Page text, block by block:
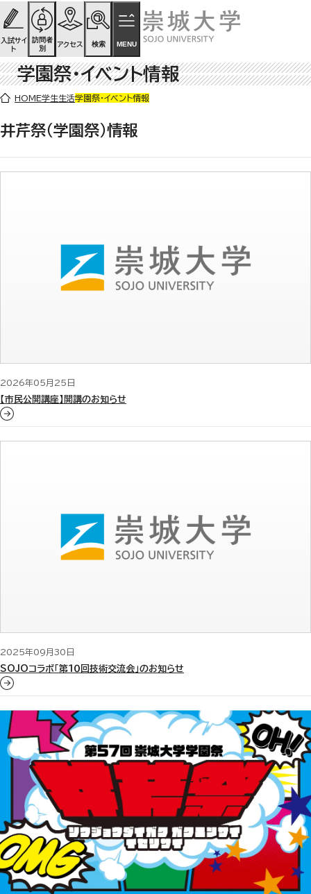
ページの先頭です
ページ内を移動するためのリンク
本文(c)へ
入試サイ
ト
訪問者
別
アクセス 検索 MENU
ここから本文です。
学園祭・イベント情報
HOME学生生活学園祭・イベント情報
井芹祭（学園祭）情報
2026年05月25日
【市民公開講座】開講のお知らせ
2025年09月30日
SOJOコラボ「第１０回技術交流会」のお知らせ